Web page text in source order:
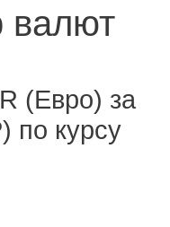
валют
(Евро) за
по курсу